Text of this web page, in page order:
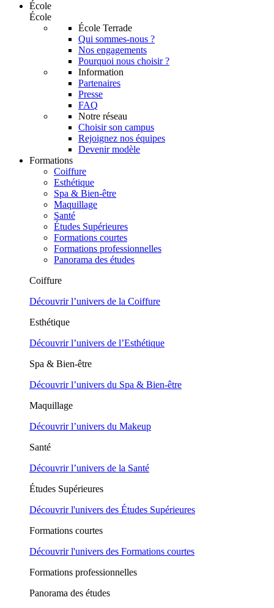
École
École
École Terrade
Qui sommes-nous ?
Nos engagements
Pourquoi nous choisir ?
Information
Partenaires
Presse
FAQ
Notre réseau
Choisir son campus
Rejoignez nos équipes
Devenir modèle
Formations
Coiffure
Esthétique
Spa & Bien-être
Maquillage
Santé
Études Supérieures
Formations courtes
Formations professionnelles
Panorama des études
Coiffure
Découvrir l’univers de la Coiffure
Esthétique
Découvrir l’univers de l’Esthétique
Spa & Bien-être
Découvrir l’univers du Spa & Bien-être
Maquillage
Découvrir l’univers du Makeup
Santé
Découvrir l’univers de la Santé
Études Supérieures
Découvrir l'univers des Études Supérieures
Formations courtes
Découvrir l'univers des Formations courtes
Formations professionnelles
Panorama des études